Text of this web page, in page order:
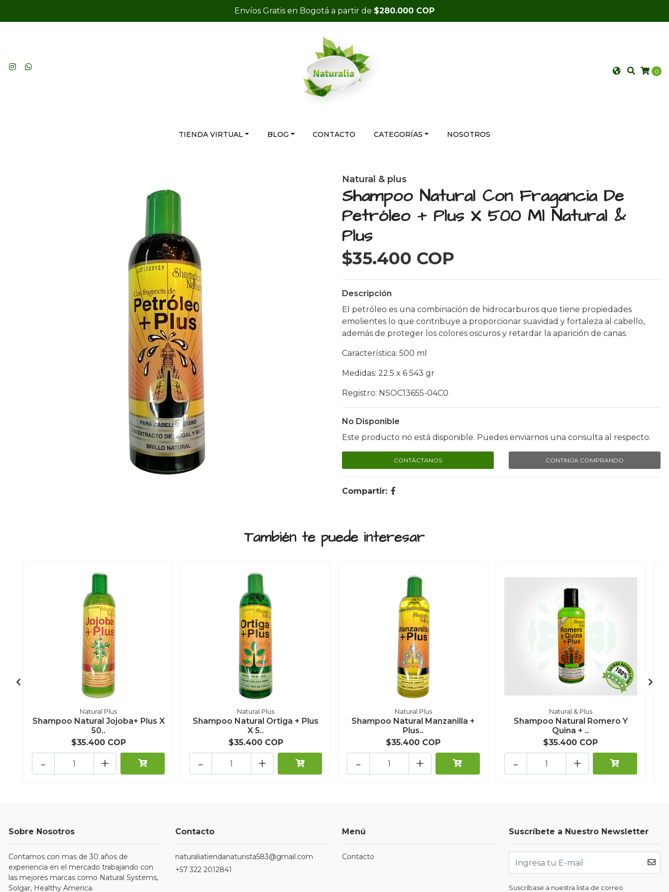
Envíos Gratis en Bogotá a partir de $280.000 COP
0
TIENDA VIRTUAL BLOG CONTACTO CATEGORÍAS NOSOTROS
Natural & plus
Shampoo Natural Con Fragancia De
Petróleo + Plus X 500 Ml Natural &
Plus
$35.400 COP
Descripción
El petróleo es una combinación de hidrocarburos que tiene propiedades
emolientes lo que contribuye a proporcionar suavidad y fortaleza al cabello,
además de proteger los colores oscuros y retardar la aparición de canas.
Característica: 500 ml
Medidas: 22.5 x 6 543 gr
Registro: NSOC13655-04C0
No Disponible
Este producto no está disponible. Puedes enviarnos una consulta al respecto.
CONTÁCTANOS CONTINÚA COMPRANDO
Compartir:
También te puede interesar
Natural Plus
Shampoo Natural Jojoba+ Plus X
50..
$35.400 COP
+
-
Natural Plus
Shampoo Natural Ortiga + Plus
X 5..
$35.400 COP
+
-
Natural Plus
Shampoo Natural Manzanilla +
Plus..
$35.400 COP
+
-
Natural & Plus
Shampoo Natural Romero Y
Quina + ..
$35.400 COP
+
-
Sobre Nosotros
Contamos con mas de 30 años de
experiencia en el mercado trabajando con
las mejores marcas como Natural Systems,
Solgar, Healthy America.
Contacto
naturaliatiendanaturista583@gmail.com
+57 322 2012841
Menú
Contacto
Suscríbete a Nuestro Newsletter
Suscríbase a nuestra lista de correo